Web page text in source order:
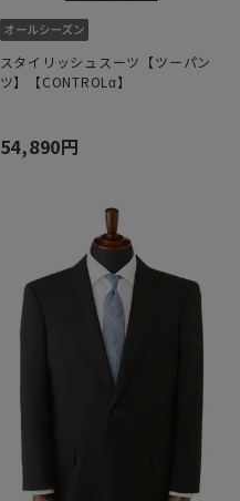
スタイリッシュスーツ【ツーパン
ツ】【CONTROLα】
54,890円